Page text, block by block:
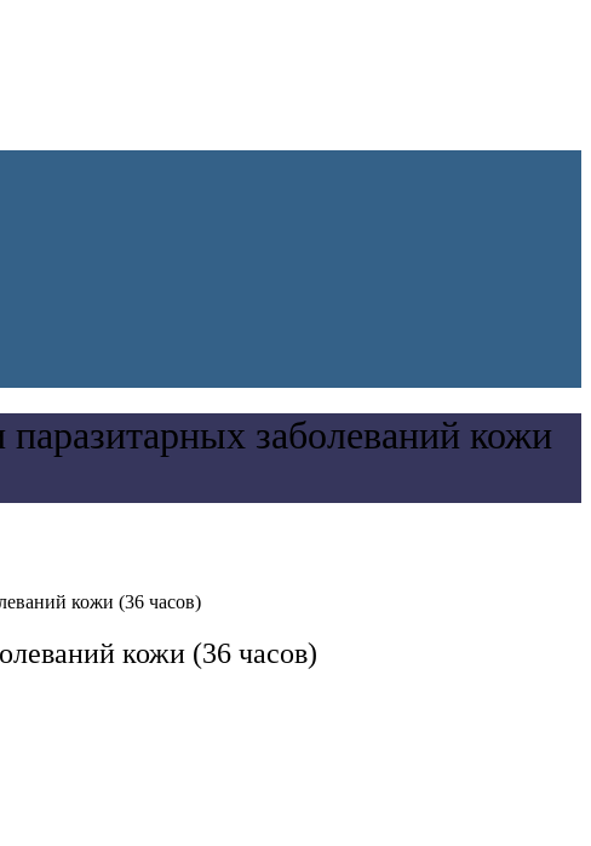
заболеваний кожи
кожи (36 часов)
кожи (36 часов)